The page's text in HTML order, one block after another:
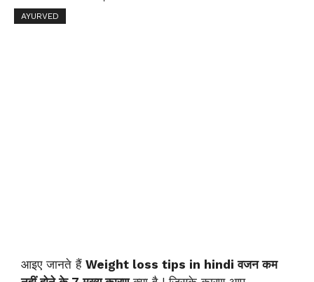
AYURVED
आइए जानते हैं Weight loss tips in hindi वजन कम